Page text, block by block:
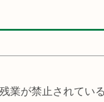
業が禁止されてい